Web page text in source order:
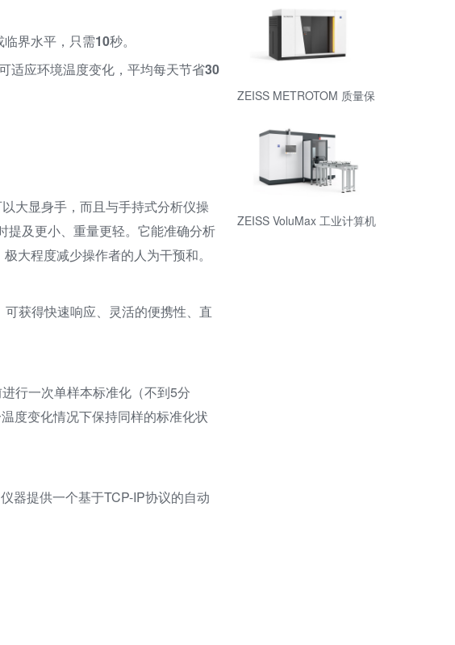
界水平，只需10秒。
适应环境温度变化，平均每天节省30
大显身手，而且与手持式分析仪操
及更小、重量更轻。它能准确分析
大程度减少操作者的人为干预和。
获得快速响应、灵活的便携性、直
行一次单样本标准化（不到5分
度变化情况下保持同样的标准化状
器提供一个基于TCP-IP协议的自动
ZEISS METROTOM 质量保
ZEISS VoluMax 工业计算机